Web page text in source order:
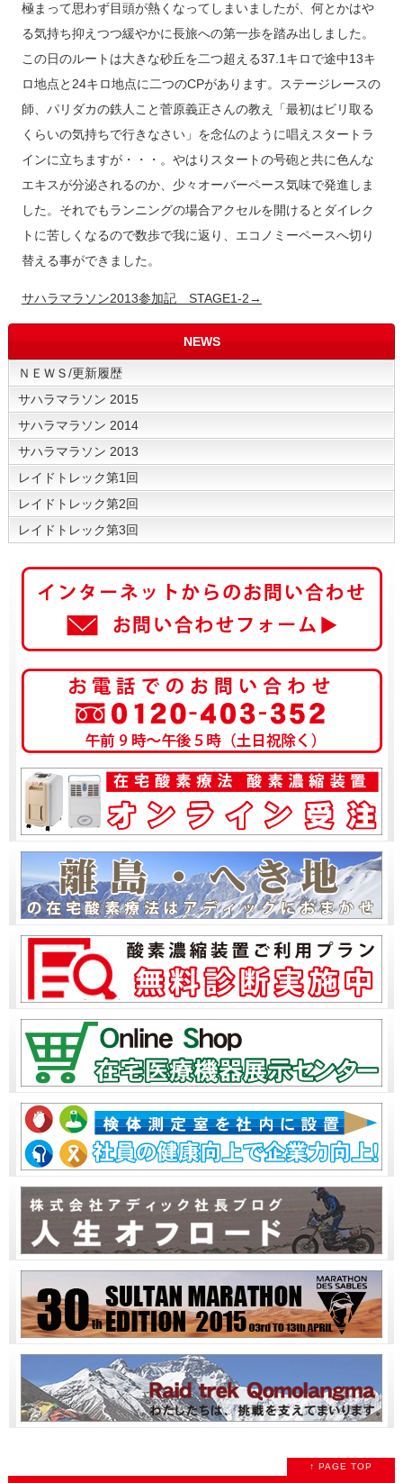
極まって思わず目頭が熱くなってしまいましたが、何とかはや
る気持ち抑えつつ緩やかに長旅への第一歩を踏み出しました。
この日のルートは大きな砂丘を二つ超える37.1キロで途中13キ
ロ地点と24キロ地点に二つのCPがあります。ステージレースの
師、パリダカの鉄人こと菅原義正さんの教え「最初はビリ取る
くらいの気持ちで行きなさい」を念仏のように唱えスタートラ
インに立ちますが・・・。やはりスタートの号砲と共に色んな
エキスが分泌されるのか、少々オーバーペース気味で発進しま
した。それでもランニングの場合アクセルを開けるとダイレク
トに苦しくなるので数歩で我に返り、エコノミーペースへ切り
替える事ができました。
サハラマラソン2013参加記 STAGE1-2→
NEWS
ＮＥＷＳ/更新履歴
サハラマラソン 2015
サハラマラソン 2014
サハラマラソン 2013
レイドトレック第1回
レイドトレック第2回
レイドトレック第3回
↑ PAGE TOP